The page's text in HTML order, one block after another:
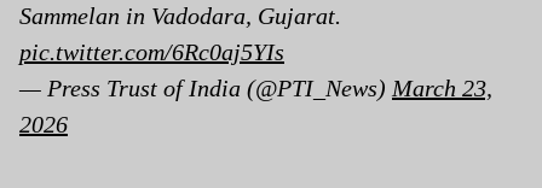
Sammelan in Vadodara, Gujarat.
pic.twitter.com/6Rc0aj5YIs
— Press Trust of India (@PTI_News) March 23,
2026